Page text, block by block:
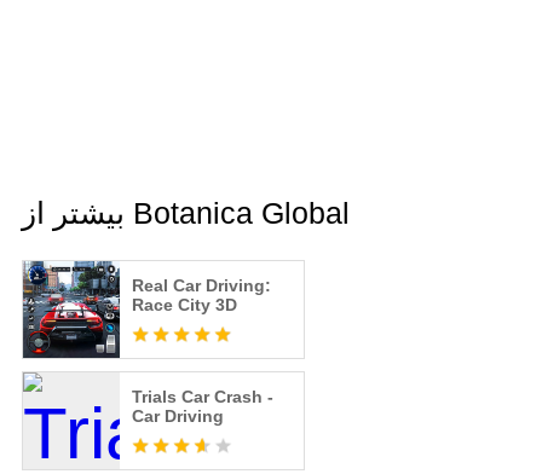
بیشتر از Botanica Global
Real Car Driving:
Race City 3D
Trials Car Crash -
Car Driving